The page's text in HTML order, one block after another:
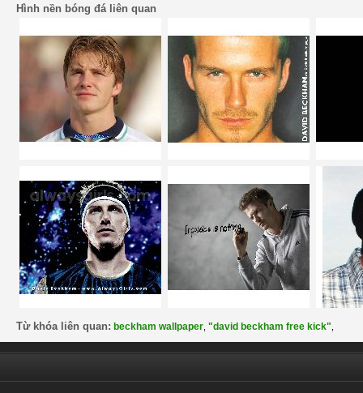
Hình nền bóng đá liên quan
Từ khóa liên quan: beckham wallpaper "david beckham free kick"